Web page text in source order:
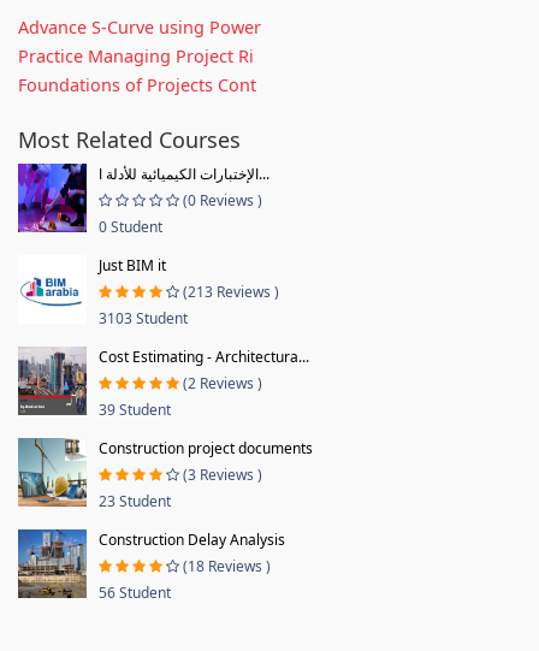
Advance S-Curve using Power
Practice Managing Project Ri
Foundations of Projects Cont
Most Related Courses
الإختبارات الكيميائية للأدلة ا...
(0 Reviews )
0 Student
Just BIM it
(213 Reviews )
3103 Student
Cost Estimating - Architectura...
(2 Reviews )
39 Student
Construction project documents
(3 Reviews )
23 Student
Construction Delay Analysis
(18 Reviews )
56 Student